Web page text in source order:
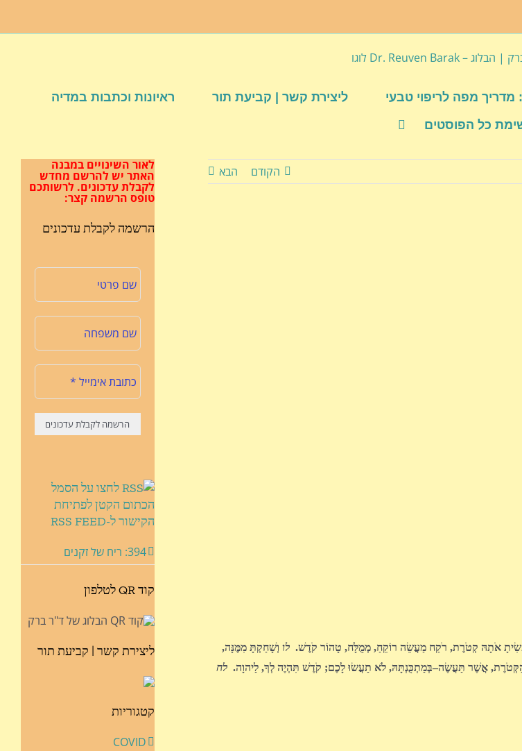
מפה לריפוי טבעי ליצירת קשר | קביעת תור
ראיונות וכתבות במדיה
כל הפוסטים
הקודם הבא
אֹתָהּ קְטֹרֶת, רֹקַח מַעֲשֵׂה רוֹקֵחַ, מְמֻלָּח, טָהוֹר קֹדֶשׁ. לו וְשָׁחַקְתָּ מִמֶּנָּה,
אֲשֶׁר תַּעֲשֶׂה–בְּמַתְכֻּנְתָּהּ, לֹא תַעֲשׂוּ לָכֶם; קֹדֶשׁ תִּהְיֶה לְךָ, לַיהוָה. לח
לאור השינויים במבנה
האתר יש להרשם מחדש
לקבלת עדכונים. לרשותכם
טופס הרשמה קצר:
הרשמה לקבלת עדכונים
לחצו על הסמל
הכתום הקטן לפתיחת
הקישור ל-RSS FEED
394: ריח של זקנים
קוד QR לטלפון
ליצירת קשר | קביעת תור
קטגוריות
COVID